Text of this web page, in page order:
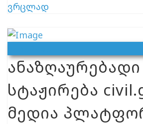
ვრცლად
ანაზღაურებადი
სტაჟირება
მედია